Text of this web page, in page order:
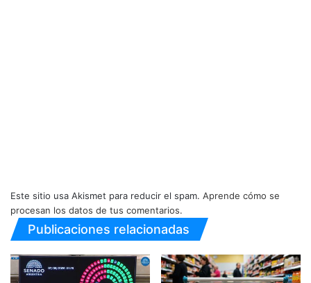
Este sitio usa Akismet para reducir el spam. Aprende cómo se
procesan los datos de tus comentarios.
Publicaciones relacionadas